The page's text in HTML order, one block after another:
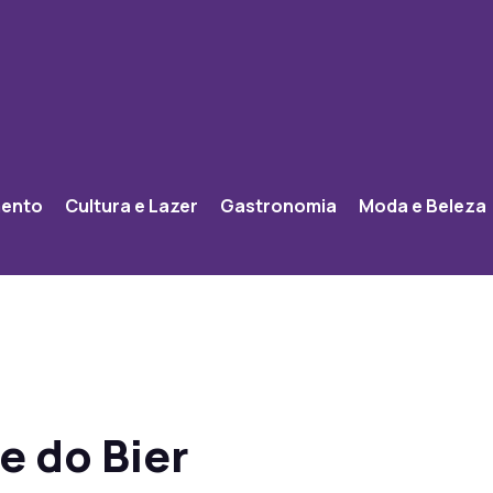
Cultura e Lazer Gastronomia Moda e Beleza
do Bier